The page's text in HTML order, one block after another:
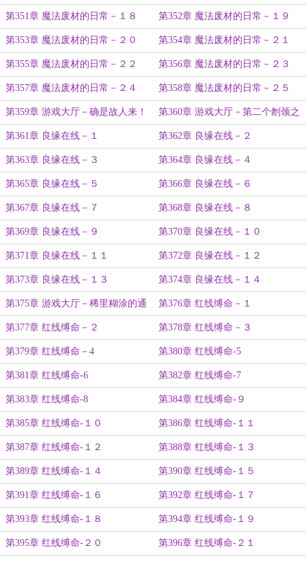
第351章 魔法废材的日常－１８ 第352章 魔法废材的日常－１９
第353章 魔法废材的日常－２０ 第354章 魔法废材的日常－２１
第355章 魔法废材的日常－２２ 第356章 魔法废材的日常－２３
第357章 魔法废材的日常－２４ 第358章 魔法废材的日常－２５
第359章 游戏大厅－确是故人来！ 第360章 游戏大厅－第二个刎颈之
交
第361章 良缘在线－１ 第362章 良缘在线－２
第363章 良缘在线－３ 第364章 良缘在线－４
第365章 良缘在线－５ 第366章 良缘在线－６
第367章 良缘在线－７ 第368章 良缘在线－８
第369章 良缘在线－９ 第370章 良缘在线－１０
第371章 良缘在线－１１ 第372章 良缘在线－１２
第373章 良缘在线－１３ 第374章 良缘在线－１４
第375章 游戏大厅－稀里糊涂的通
关
第376章 红线缚命－１
第377章 红线缚命－２ 第378章 红线缚命－３
第379章 红线缚命－4 第380章 红线缚命-5
第381章 红线缚命-6 第382章 红线缚命-7
第383章 红线缚命-8 第384章 红线缚命-９
第385章 红线缚命-１０ 第386章 红线缚命-１１
第387章 红线缚命-１２ 第388章 红线缚命-１３
第389章 红线缚命-１４ 第390章 红线缚命-１５
第391章 红线缚命-１６ 第392章 红线缚命-１７
第393章 红线缚命-１８ 第394章 红线缚命-１９
第395章 红线缚命-２０ 第396章 红线缚命-２１